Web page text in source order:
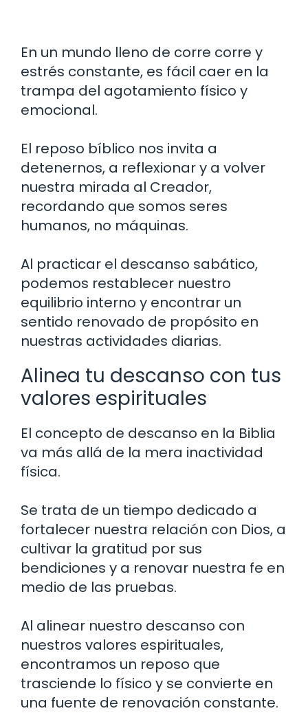
En un mundo lleno de corre corre y
estrés constante, es fácil caer en la
trampa del agotamiento físico y
emocional.
El reposo bíblico nos invita a
detenernos, a reflexionar y a volver
nuestra mirada al Creador,
recordando que somos seres
humanos, no máquinas.
Al practicar el descanso sabático,
podemos restablecer nuestro
equilibrio interno y encontrar un
sentido renovado de propósito en
nuestras actividades diarias.
Alinea tu descanso con tus
valores espirituales
El concepto de descanso en la Biblia
va más allá de la mera inactividad
física.
Se trata de un tiempo dedicado a
fortalecer nuestra relación con Dios, a
cultivar la gratitud por sus
bendiciones y a renovar nuestra fe en
medio de las pruebas.
Al alinear nuestro descanso con
nuestros valores espirituales,
encontramos un reposo que
trasciende lo físico y se convierte en
una fuente de renovación constante.